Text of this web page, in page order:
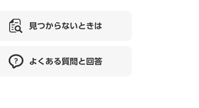
見つからないときは
よくある質問と回答